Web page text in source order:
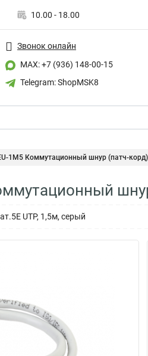
10.00 - 18.00
Звонок онлайн
MAX: +7 (936) 148-00-15
Telegram: ShopMSK8
1M5 Коммутационный шнур (патч-
UTP, 1,5м, серый